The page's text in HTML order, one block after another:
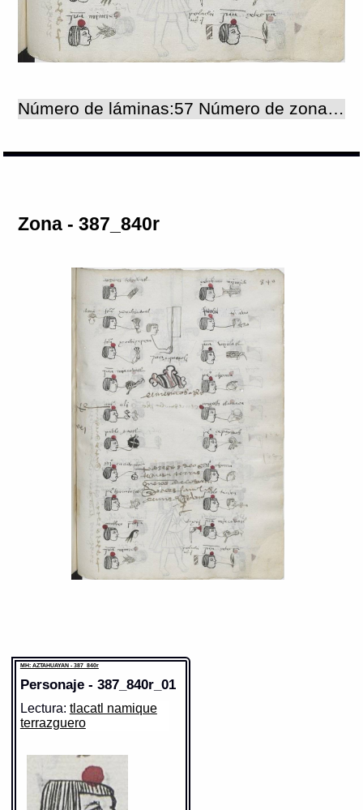
Número de láminas:57 Número de zonas:57
Zona - 387_840r
MH: AZTAHUAYAN - 387_840r
Personaje - 387_840r_01
Lectura: tlacatl namique
terrazguero